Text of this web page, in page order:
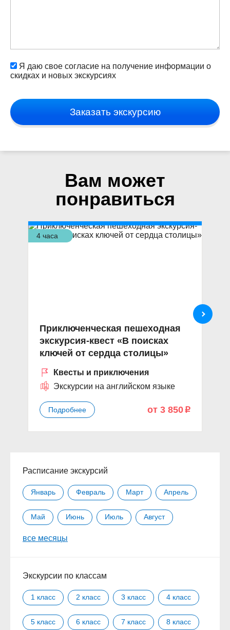
Я даю свое согласие на получение информации о
скидках и новых экскурсиях
Заказать экскурсию
Вам может
понравиться
4 часа
Приключенческая пешеходная
экскурсия-квест «В поисках
ключей от сердца столицы»
Квесты и приключения
Экскурсии на английском языке
Подробнее от 3 850 p
Расписание экскурсий
Январь Февраль Март Апрель
Май Июнь Июль Август
Сентябрь
все месяцы
Экскурсии по классам
1 класс 2 класс 3 класс 4 класс
5 класс 6 класс 7 класс 8 класс